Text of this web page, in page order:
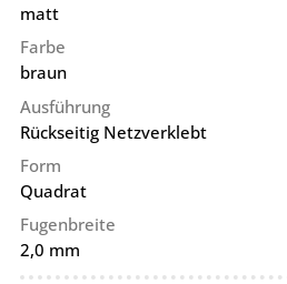
matt
Farbe
braun
Ausführung
Rückseitig Netzverklebt
Form
Quadrat
Fugenbreite
2,0 mm